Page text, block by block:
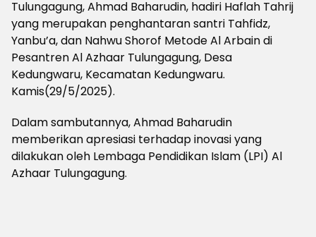
Tulungagung, Ahmad Baharudin, hadiri Haflah Tahrij
yang merupakan penghantaran santri Tahfidz,
Yanbu’a, dan Nahwu Shorof Metode Al Arbain di
Pesantren Al Azhaar Tulungagung, Desa
Kedungwaru, Kecamatan Kedungwaru.
Kamis(29/5/2025).
Dalam sambutannya, Ahmad Baharudin
memberikan apresiasi terhadap inovasi yang
dilakukan oleh Lembaga Pendidikan Islam (LPI) Al
Azhaar Tulungagung.